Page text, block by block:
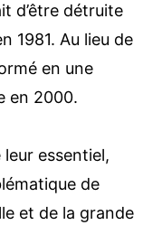
d’être détruite
1981. Au lieu de
en une
en 2000.
essentiel,
de
et de la grande